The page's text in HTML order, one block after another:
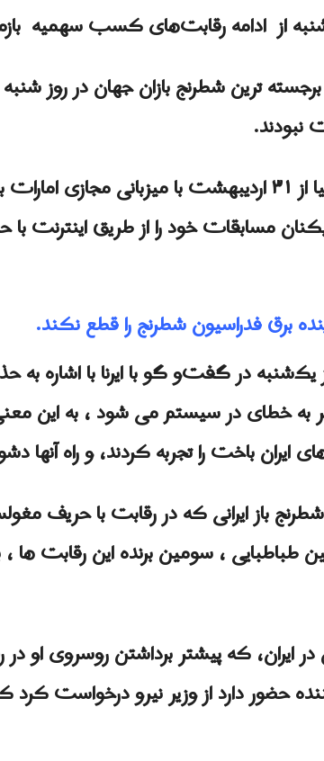
از ادامه رقابت‌های کسب سهمیه
نبودند.
مسابقات انفرادی مسابقات شطرنج قهرمانی آسیا از ۳۱ اردیبهشت
مسابقات خود را از طریق اینترنت
در گفت‌و گو با ایرنا با اشاره به
خطای در سیستم می شود ، به این
باخت را تجربه کردند، و راه آنها
باز ایرانی که در رقابت با حریف
طباطبایی ، سومین برنده این رقابت ها
در ایران، که پیشتر برداشتن روسروی او
حضور دارد از وزیر نیرو درخواست کرد